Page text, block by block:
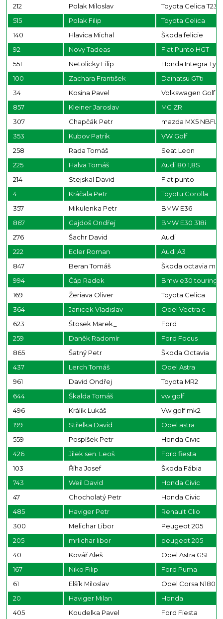
212 Polak Miloslav
Toyota Celica T23
515
Polak Filip
Toyota Celica
140
Hlavica Michal
Škoda felicie
92
Novy Tadeas
Fiat Punto HGT
551
Netolicky Filip
Honda Integra
100
Zachara František
Daihatsu GTti
34
Kosina Pavel
Volkswagen Golf 4
857
Kleiner Jaroslav
MG ZR
307
Chapčák Petr
mazda MX5 NBFL
353
Kubov Patrik
VW Golf
258
Rada Tomáš
Seat Leon
225
Halva Tomáš
Audi 80 1,8S
214
Stejskal David
Fiat punto
4
Kráčala Petr
Toyotu Corolla
357
Mikulenka Petr
BMW E36
867
Gajdoš Ondřej
BMW E30 318i
276
Šachr David
Audi
222
Ecler Roman
Audi A3
847
Beran Tomáš
Škoda octavia mk1
994
Čáp Radek
Bmw e30 touring
169
Žeriava Oliver
Toyota Celica
364
Janicek Vladislav
Opel Vectra c
623
Štosek Marek_
Ford
259
Daněk Radomír
Ford Focus
865
Šatný Petr
Škoda Octavia
437
Lerch Tomáš
Opel Astra
961
David Ondřej
Toyota MR2
644
Škalda Tomáš
vw golf
496
Králík Lukáš
Vw golf mk2
199
Střelka David
Opel astra
559
Pospíšek Petr
Honda Civic
426
Jilek sen. Leoš
Ford fiesta
103
Říha Josef
Škoda Fábia
743
Weil David
Honda Civic
47
Chocholatý Petr
Honda Civic
485
Haviger Petr
Renault Clio
300
Melichar Libor
Peugeot 205
205
mrlichar libor
peugeot 205
40
Kovář Aleš
Opel Astra GSI
167
Niko Filip
Ford Puma
61
Elšík Miloslav
Opel Corsa N1800
20
Haviger Milan
Honda
405
Koudelka Pavel
Ford Fiesta